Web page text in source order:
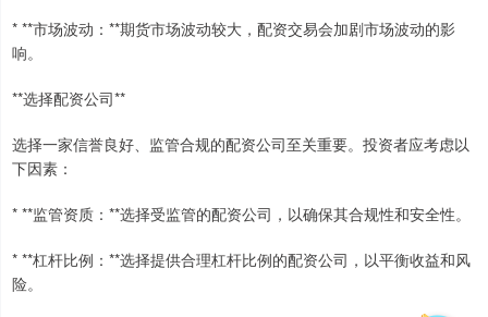
* **市场波动：**期货市场波动较大，配资交易会加剧市场波动的影
响。
**选择配资公司**
选择一家信誉良好、监管合规的配资公司至关重要。投资者应考虑以
下因素：
* **监管资质：**选择受监管的配资公司，以确保其合规性和安全性。
* **杠杆比例：**选择提供合理杠杆比例的配资公司，以平衡收益和风
险。